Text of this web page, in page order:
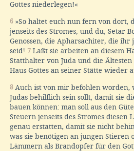
Gottes niederlegen!«
6 »So haltet euch nun fern von dort,
jenseits des Stromes, und du, Setar-
Genossen, die Apharsachiter, die ihr
seid! 7 Laßt sie arbeiten an diesem
Statthalter von Juda und die Ältesten
Haus Gottes an seiner Stätte wieder
8 Auch ist von mir befohlen worden,
Judas behilflich sein sollt, damit sie
bauen können: man soll aus den
Steuern jenseits des Stromes diesen
genau erstatten, damit sie nicht
was sie benötigen an jungen
Lämmern als Brandopfer für den